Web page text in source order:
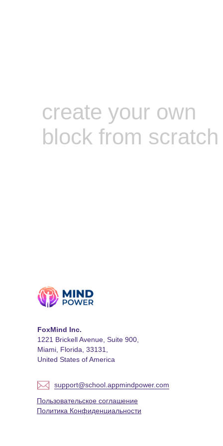
create your own
block from scratch
FoxMind Inc.
1221 Brickell Avenue, Suite 900,
Miami, Florida, 33131,
United States of America
support@school.appmindpower.com
Пользовательское соглашение
Политика Конфиденциальности